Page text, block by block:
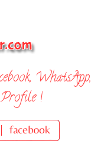
WhatsApp,
Profile !